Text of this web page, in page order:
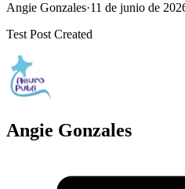
Angie Gonzales·11 de junio de
Test Post Created
Angie Gonzales